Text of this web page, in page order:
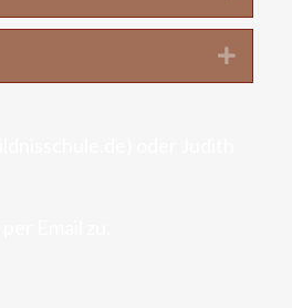
Expand